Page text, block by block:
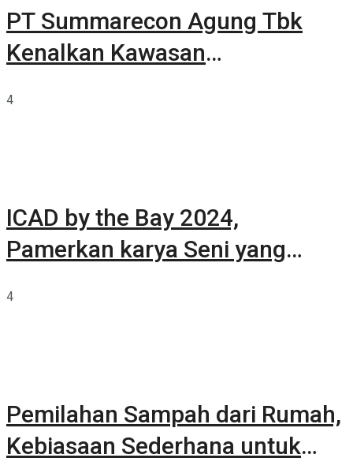
PT Summarecon Agung Tbk
Kenalkan Kawasan
4
ICAD by the Bay 2024,
Pamerkan karya Seni yang
4
Pemilahan Sampah dari Rumah,
Kebiasaan Sederhana untuk